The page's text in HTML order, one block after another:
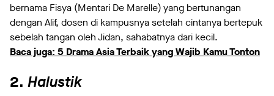
bernama Fisya (Mentari De Marelle) yang bertunangan
dengan Alif, dosen di kampusnya setelah cintanya bertepuk
sebelah tangan oleh Jidan, sahabatnya dari kecil.
Baca juga: 5 Drama Asia Terbaik yang Wajib Kamu Tonton
2. Halustik